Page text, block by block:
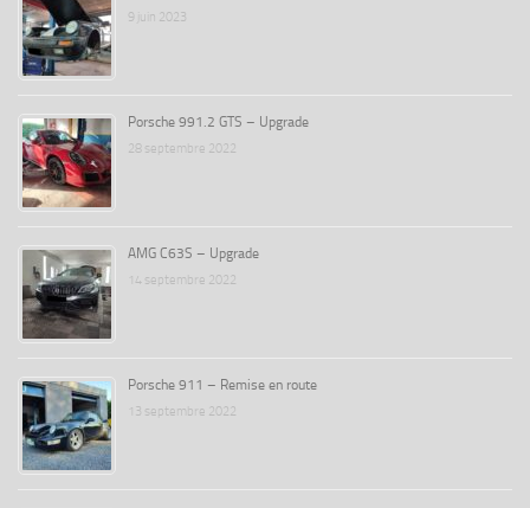
9 juin 2023
Porsche 991.2 GTS – Upgrade
28 septembre 2022
AMG C63S – Upgrade
14 septembre 2022
Porsche 911 – Remise en route
13 septembre 2022